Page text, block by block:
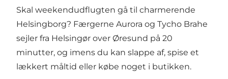
Skal weekendudflugten gå til charmerende
Helsingborg? Færgerne Aurora og Tycho Brahe
sejler fra Helsingør over Øresund på 20
minutter, og imens du kan slappe af, spise et
lækkert måltid eller købe noget i butikken.